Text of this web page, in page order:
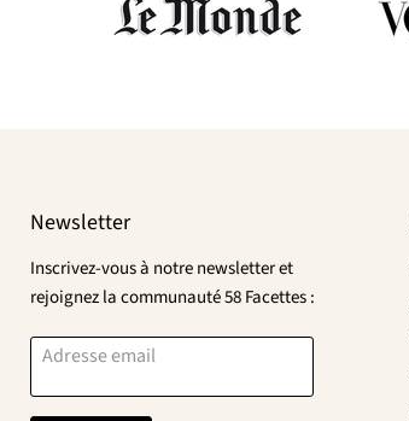
Newsletter
Inscrivez-vous à notre newsletter et
rejoignez la communauté 58 Facettes :
Adresse email